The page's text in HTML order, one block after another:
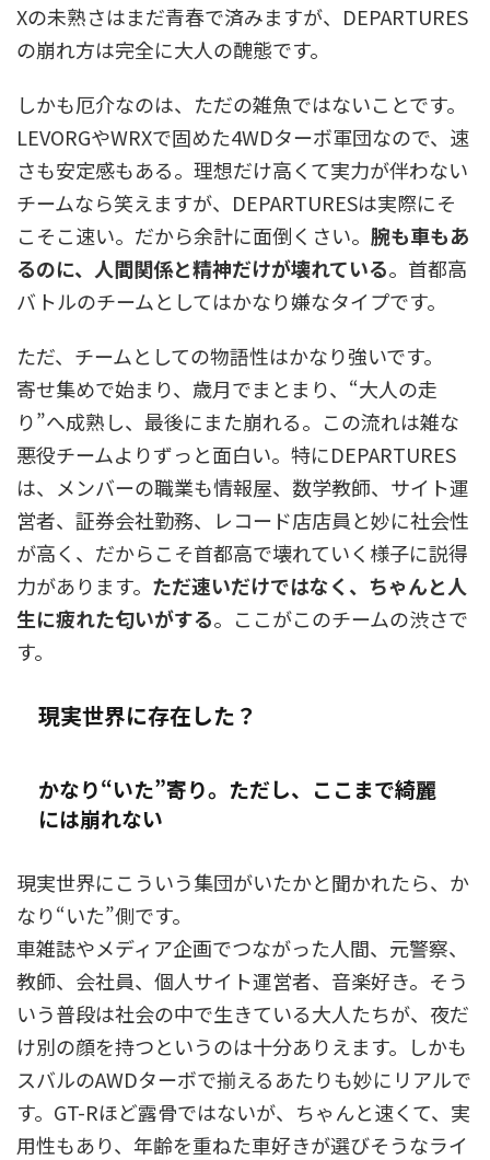
Xの未熟さはまだ青春で済みますが、DEPARTURES
の崩れ方は完全に大人の醜態です。
しかも厄介なのは、ただの雑魚ではないことです。
LEVORGやWRXで固めた4WDターボ軍団なので、速
さも安定感もある。理想だけ高くて実力が伴わない
チームなら笑えますが、DEPARTURESは実際にそ
こそこ速い。だから余計に面倒くさい。 腕も車もあ
るのに、人間関係と精神だけが壊れている。首都高
バトルのチームとしてはかなり嫌なタイプです。
ただ、チームとしての物語性はかなり強いです。
寄せ集めで始まり、歳月でまとまり、“大人の走
り”へ成熟し、最後にまた崩れる。この流れは雑な
悪役チームよりずっと面白い。特にDEPARTURES
は、メンバーの職業も情報屋、数学教師、サイト運
営者、証券会社勤務、レコード店店員と妙に社会性
が高く、だからこそ首都高で壊れていく様子に説得
力があります。 ただ速いだけではなく、ちゃんと人
生に疲れた匂いがする。ここがこのチームの渋さで
す。
現実世界に存在した？
かなり“いた”寄り。ただし、ここまで綺麗
には崩れない
現実世界にこういう集団がいたかと聞かれたら、か
なり“いた”側です。
車雑誌やメディア企画でつながった人間、元警察、
教師、会社員、個人サイト運営者、音楽好き。そう
いう普段は社会の中で生きている大人たちが、夜だ
け別の顔を持つというのは十分ありえます。しかも
スバルのAWDターボで揃えるあたりも妙にリアルで
す。GT-Rほど露骨ではないが、ちゃんと速くて、実
用性もあり、年齢を重ねた車好きが選びそうなライ